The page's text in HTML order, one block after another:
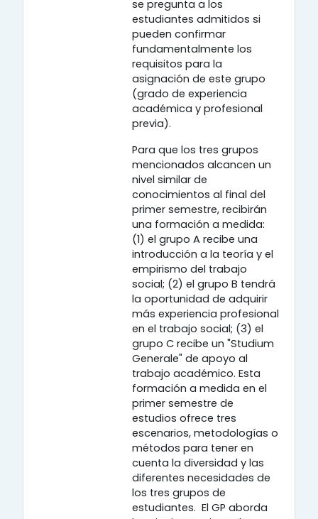
se pregunta a los
estudiantes admitidos si
pueden confirmar
fundamentalmente los
requisitos para la
asignación de este grupo
(grado de experiencia
académica y profesional
previa).
Para que los tres grupos
mencionados alcancen un
nivel similar de
conocimientos al final del
primer semestre, recibirán
una formación a medida:
(1) el grupo A recibe una
introducción a la teoría y el
empirismo del trabajo
social; (2) el grupo B tendrá
la oportunidad de adquirir
más experiencia profesional
en el trabajo social; (3) el
grupo C recibe un "Studium
Generale" de apoyo al
trabajo académico. Esta
formación a medida en el
primer semestre de
estudios ofrece tres
escenarios, metodologías o
métodos para tener en
cuenta la diversidad y las
diferentes necesidades de
los tres grupos de
estudiantes. El GP aborda